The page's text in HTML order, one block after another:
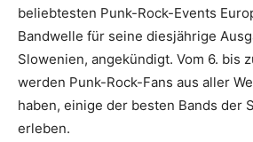
beliebtesten Punk-Rock-Events
Bandwelle für seine diesjährige
Slowenien, angekündigt. Vom 6. bis
werden Punk-Rock-Fans aus aller
haben, einige der besten Bands der
erleben.